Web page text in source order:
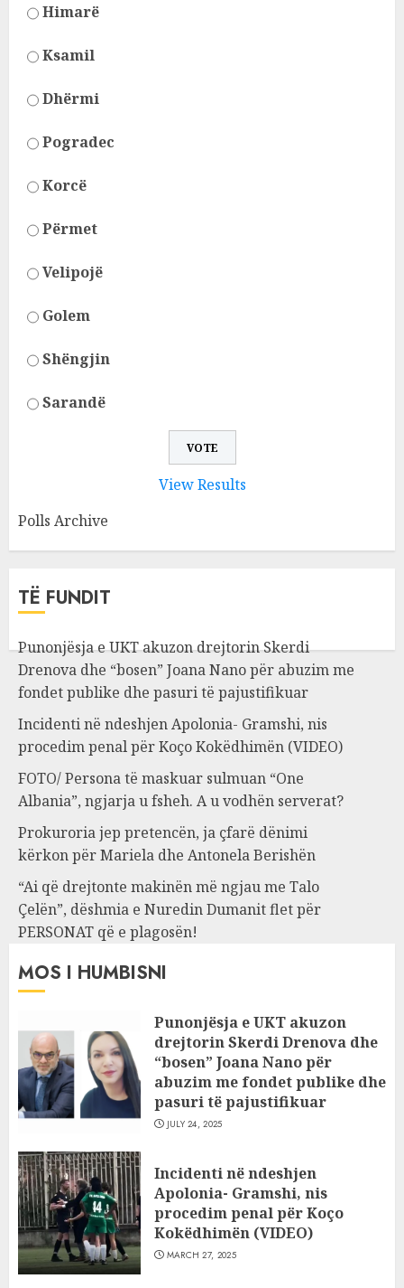
Himarë
Ksamil
Dhërmi
Pogradec
Korcë
Përmet
Velipojë
Golem
Shëngjin
Sarandë
View Results
Polls Archive
TË FUNDIT
Punonjësja e UKT akuzon drejtorin Skerdi
Drenova dhe “bosen” Joana Nano për abuzim me
fondet publike dhe pasuri të pajustifikuar
Incidenti në ndeshjen Apolonia- Gramshi, nis
procedim penal për Koço Kokëdhimën (VIDEO)
FOTO/ Persona të maskuar sulmuan “One
Albania”, ngjarja u fsheh. A u vodhën serverat?
Prokuroria jep pretencën, ja çfarë dënimi
kërkon për Mariela dhe Antonela Berishën
“Ai që drejtonte makinën më ngjau me Talo
Çelën”, dëshmia e Nuredin Dumanit flet për
PERSONAT që e plagosën!
MOS I HUMBISNI
Punonjësja e UKT akuzon
drejtorin Skerdi Drenova dhe
“bosen” Joana Nano për
abuzim me fondet publike dhe
pasuri të pajustifikuar
JULY 24, 2025
Incidenti në ndeshjen
Apolonia- Gramshi, nis
procedim penal për Koço
Kokëdhimën (VIDEO)
MARCH 27, 2025